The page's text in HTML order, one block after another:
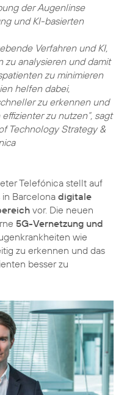
der Augenlinse
und KI-basierten
Verfahren und KI,
zu analysieren und damit
zu minimieren
helfen dabei,
zu erkennen und
zu nutzen“, sagt
Technology Strategy &
Telefónica stellt auf
Barcelona digitale
vor. Die neuen
5G-Vernetzung und
wie
zu erkennen und das
besser zu